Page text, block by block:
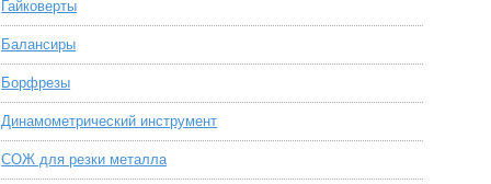
Гайковерты
Балансиры
Борфрезы
Динамометрический инструмент
СОЖ для резки металла